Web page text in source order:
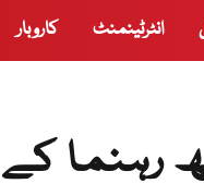
انٹرٹینمنٹ کاروبار
رہنما کے